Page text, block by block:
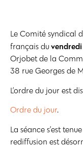
Le Comité syndical
français du
Orjobet de la
38 rue Georges de
L’ordre du jour est
Ordre du jour.
La séance s’est
rediffusion est